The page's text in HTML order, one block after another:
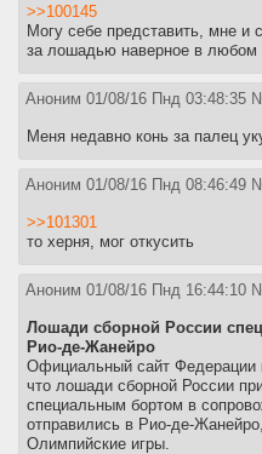
>>100145
Могу себе представить, мне и
за лошадью наверное в любом
Аноним 01/08/16 Пнд 03:48:35
Меня недавно конь за палец
Аноним 01/08/16 Пнд 08:46:49
>>101301
то херня, мог откусить
Аноним 01/08/16 Пнд 16:44:10
Лошади сборной России
Рио-де-Жанейро
Официальный сайт Федерации
что лошади сборной России
специальным бортом в
отправились в Рио-де-
Олимпийские игры.